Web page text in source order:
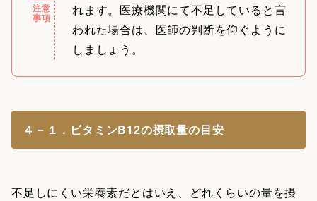
注意
事項
れます。医療機関にて不足していると言
われた場合は、医師の判断を仰ぐように
しましょう。
４－１．ビタミンB12の摂取量の目安
不足しにくい栄養素だとはいえ、どれくらいの量を摂